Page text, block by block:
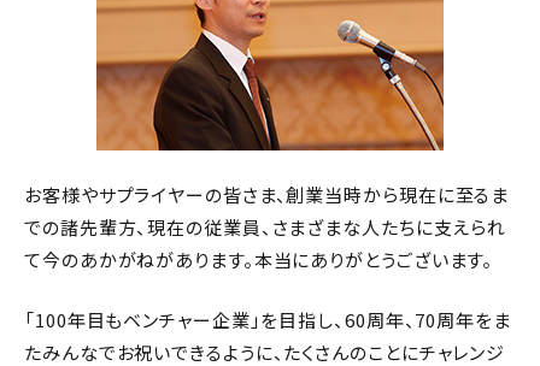
お客様やサプライヤーの皆さま、創業当時から現在に至るま
での諸先輩方、現在の従業員、さまざまな人たちに支えられ
て今のあかがねがあります。本当にありがとうございます。
「100年目もベンチャー企業」を目指し、60周年、70周年をま
たみんなでお祝いできるように、たくさんのことにチャレンジ